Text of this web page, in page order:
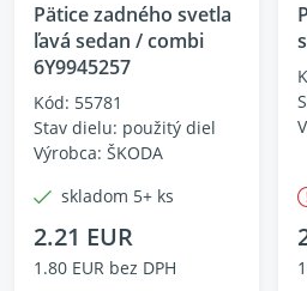
Pätice zadného svetla
ľavá sedan / combi
6Y9945257
Kód: 55781
Stav dielu: použitý diel
Výrobca: ŠKODA
skladom 5+ ks
2.21 EUR
1.80 EUR bez DPH